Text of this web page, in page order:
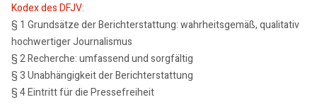
Kodex des DFJV:
§ 1 Grundsätze der Berichterstattung: wahrheitsgemäß, qualitativ
hochwertiger Journalismus
§ 2 Recherche: umfassend und sorgfältig
§ 3 Unabhängigkeit der Berichterstattung
§ 4 Eintritt für die Pressefreiheit